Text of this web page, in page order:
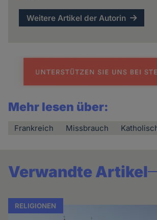
Weitere Artikel der Autorin
Mehr lesen über:
Frankreich Missbrauch
Verwandte Artikel
RELIGIONEN